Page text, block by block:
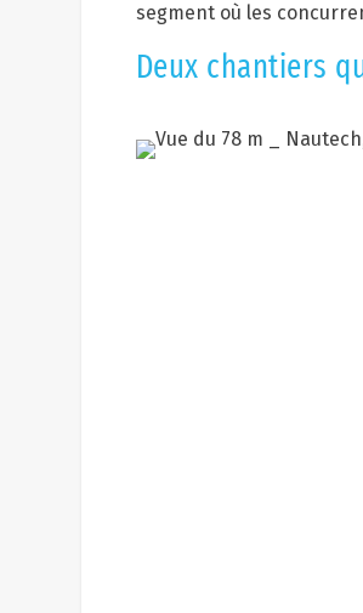
segment où les
Deux chantiers